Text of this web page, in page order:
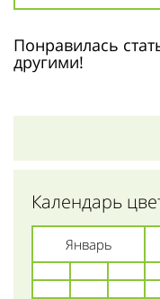
Понравилась
другими!
Календарь
Январь